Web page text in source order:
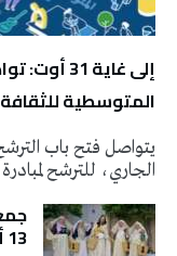
إلى غاية
المتوسطية للثقافة
الجاري، للترشح
13 أوت 2026